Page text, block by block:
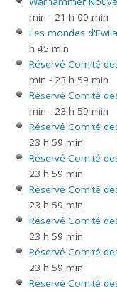
min - 21 h 00 min
Les mondes
h 45 min
Réservé Comité
min - 23 h 59 min
Réservé Comité
min - 23 h 59 min
Réservé Comité
23 h 59 min
Réservé Comité
23 h 59 min
Réservé Comité
23 h 59 min
Réservé Comité
23 h 59 min
Réservé Comité
23 h 59 min
Réservé Comité